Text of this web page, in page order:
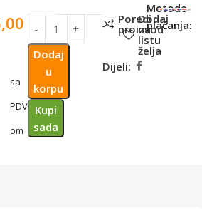
sa
PDV-
om
Dodaj
u
korpu
Kupi
sada
Poredi
proizvod
Dodaj
na
listu
želja
Dijeli:
Metode
plaćanja: